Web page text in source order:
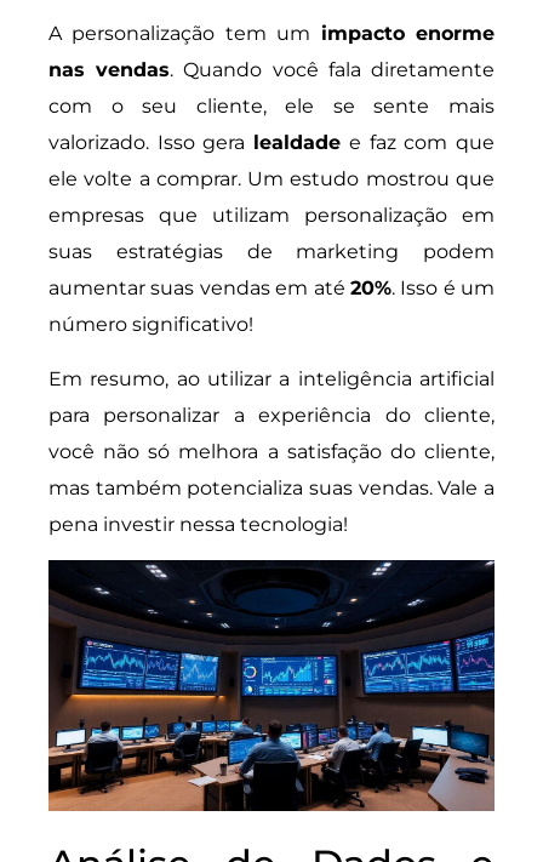
A personalização tem um impacto enorme
nas vendas. Quando você fala diretamente
com o seu cliente, ele se sente mais
valorizado. Isso gera lealdade e faz com que
ele volte a comprar. Um estudo mostrou que
empresas que utilizam personalização em
suas estratégias de marketing podem
aumentar suas vendas em até 20%. Isso é um
número significativo!
Em resumo, ao utilizar a inteligência artificial
para personalizar a experiência do cliente,
você não só melhora a satisfação do cliente,
mas também potencializa suas vendas. Vale a
pena investir nessa tecnologia!